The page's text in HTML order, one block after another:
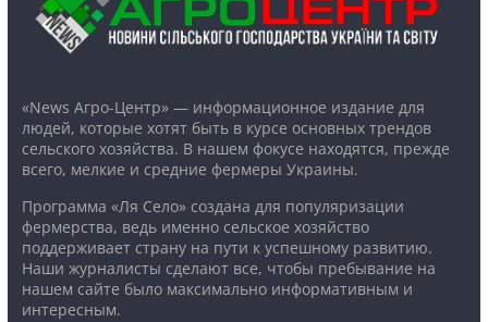
«News Агро-Центр» — информационное издание для
людей, которые хотят быть в курсе основных трендов
сельского хозяйства. В нашем фокусе находятся, прежде
всего, мелкие и средние фермеры Украины.
Программа «Ля Село» создана для популяризации
фермерства, ведь именно сельское хозяйство
поддерживает страну на пути к успешному развитию.
Наши журналисты сделают все, чтобы пребывание на
нашем сайте было максимально информативным и
интересным.